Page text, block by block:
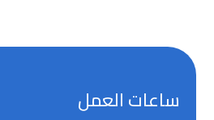
ساعات العمل